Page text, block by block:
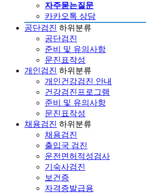
자주묻는질문
카카오톡 상담
공단검진 하위분류
공단검진
준비 및 유의사항
문진표작성
개인검진 하위분류
개인건강검진 안내
건강검진프로그램
준비 및 유의사항
문진표작성
채용검진 하위분류
채용검진
출입국 검진
운전면허적성검사
기숙사검진
보건증
자격증발급용